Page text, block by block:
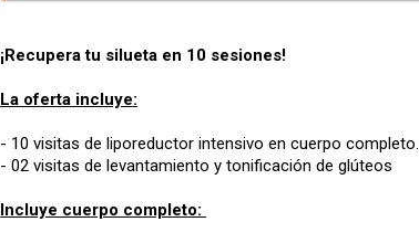
¡Recupera tu silueta en 10 sesiones!
La oferta incluye:
- 10 visitas de liporeductor intensivo en cuerpo completo.
- 02 visitas de levantamiento y tonificación de glúteos
Incluye cuerpo completo: